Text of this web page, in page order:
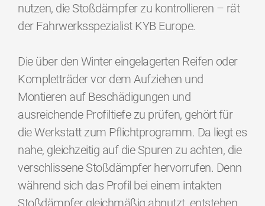
nutzen, die Stoßdämpfer zu kontrollieren – rät
der Fahrwerksspezialist KYB Europe.
Die über den Winter eingelagerten Reifen oder
Kompletträder vor dem Aufziehen und
Montieren auf Beschädigungen und
ausreichende Profiltiefe zu prüfen, gehört für
die Werkstatt zum Pflichtprogramm. Da liegt es
nahe, gleichzeitig auf die Spuren zu achten, die
verschlissene Stoßdämpfer hervorrufen. Denn
während sich das Profil bei einem intakten
Stoßdämpfer gleichmäßig abnutzt, entstehen